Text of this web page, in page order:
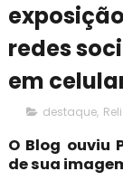
redes
em
destaque,
O Blog ouviu
de sua